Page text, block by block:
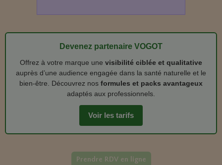
Devenez partenaire VOGOT
Offrez à votre marque une visibilité ciblée et qualitative
auprès d’une audience engagée dans la santé naturelle et le
bien‑être. Découvrez nos formules et packs avantageux
adaptés aux professionnels.
Voir les tarifs
Prendre RDV en ligne